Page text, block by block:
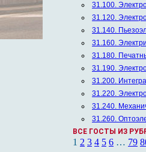
31.100.
31.120.
31.140.
31.160.
31.180.
31.190.
31.200.
31.220.
31.240.
31.260.
ВСЕ ГОСТЫ ИЗ
1 2 3 4 5 6 … 79